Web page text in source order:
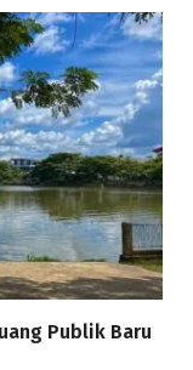
Publik Baru